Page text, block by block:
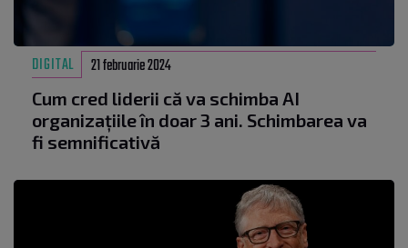
DIGITAL 21 februarie 2024
Cum cred liderii că va schimba AI
organizațiile în doar 3 ani. Schimbarea va
fi semnificativă